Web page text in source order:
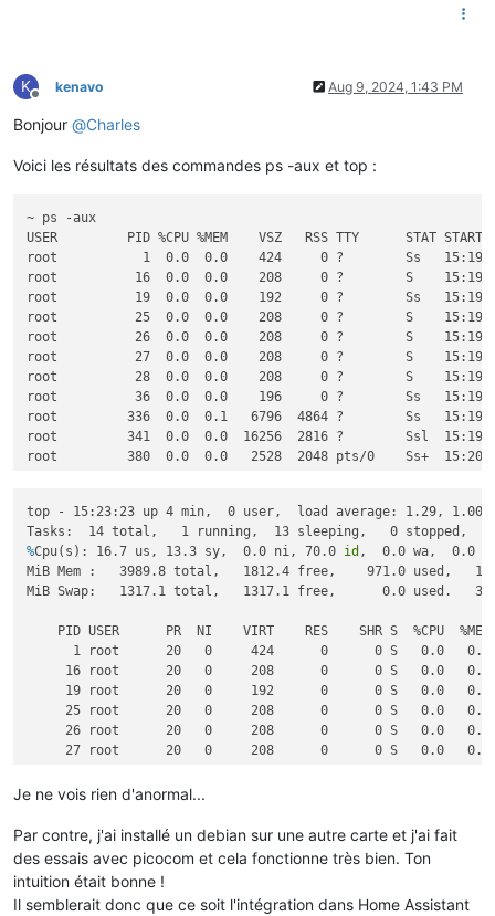
K
Offline
kenavo Aug 9, 2024, 1:43 PM
Bonjour @Charles
Voici les résultats des commandes ps -aux et top :
~ ps -aux
USER         PID %CPU %MEM    VSZ   RSS TTY      STAT START
root           1  0.0  0.0    424     0 ?        Ss   15:19   0:00
root          16  0.0  0.0    208     0 ?        S    15:19
root          19  0.0  0.0    192     0 ?        Ss   15:19
root          25  0.0  0.0    208     0 ?        S    15:19
root          26  0.0  0.0    208     0 ?        S    15:19
root          27  0.0  0.0    208     0 ?        S    15:19
root          28  0.0  0.0    208     0 ?        S    15:19
root          36  0.0  0.0    196     0 ?        Ss   15:19   0:00 /
root         336  0.0  0.1   6796  4864 ?        Ss   15:19
root         341  0.0  0.0  16256  2816 ?        Ssl  15:19
root         380  0.0  0.0   2528  2048 pts/0    Ss+  15:20
top - 15:23:23 up 4 min,  0 user,  load average: 1.29, 1.00,
%Cpu(s): 16.7 us, 13.3 sy,  0.0 ni, 70.0 id ,  0.0 wa,  0.0
MiB Mem :   3989.8 total,   1812.4 free,    971.0 used,
MiB Swap:   1317.1 total,   1317.1 free,      0.0 used.
PID USER      PR  NI
1 root      20   0     424
16 root      20   0     208
19 root      20   0     192
25 root      20   0     208
26 root      20   0     208
27 root      20   0     208
36 root      20   0     196
341 root      20   0
380 root      20   0    2528
383 root      20   0    3188
387 root      20   0
Je ne vois rien d'anormal...
Par contre, j'ai installé un debian sur une autre carte et j'ai fait
des essais avec picocom et cela fonctionne très bien. Ton
intuition était bonne !
Il semblerait donc que ce soit l'intégration dans Home Assistant